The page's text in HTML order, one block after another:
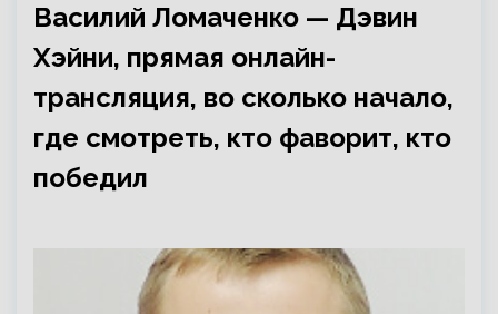
Василий Ломаченко — Дэвин
Хэйни, прямая онлайн-
трансляция, во сколько начало,
где смотреть, кто фаворит, кто
победил